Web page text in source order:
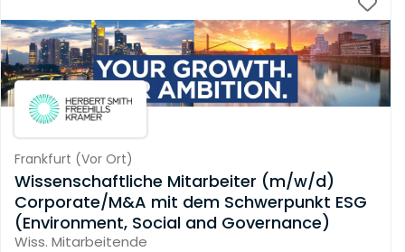
Frankfurt (Vor Ort)
Wissenschaftliche Mitarbeiter (m/w/d)
Corporate/M&A mit dem Schwerpunkt ESG
(Environment, Social and Governance)
Wiss. Mitarbeitende